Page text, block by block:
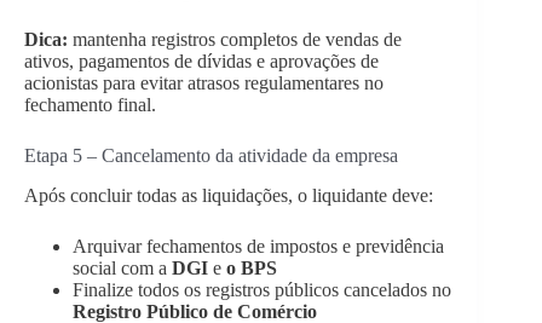
Dica: mantenha registros completos de vendas de
ativos, pagamentos de dívidas e aprovações de
acionistas para evitar atrasos regulamentares no
fechamento final.
Etapa 5 – Cancelamento da atividade da empresa
Após concluir todas as liquidações, o liquidante deve:
Arquivar fechamentos de impostos e previdência
social com a DGI e o BPS
Finalize todos os registros públicos cancelados no
Registro Público de Comércio